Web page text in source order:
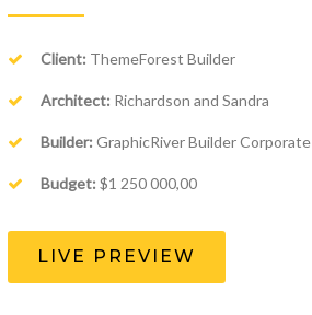
Client: ThemeForest Builder
Architect: Richardson and Sandra
Builder: GraphicRiver Builder Corporate
Budget: $1 250 000,00
LIVE PREVIEW